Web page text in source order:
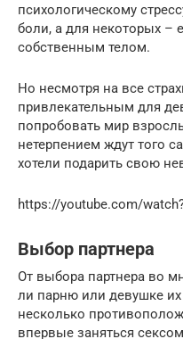
психологическому
боли, а для некоторых –
собственным телом.
Но несмотря на все
привлекательным для
попробовать мир
нетерпением ждут того
хотели подарить свою
https://youtube.com/
Выбор партнера
От выбора партнера во
ли парню или девушке
несколько
впервые заняться